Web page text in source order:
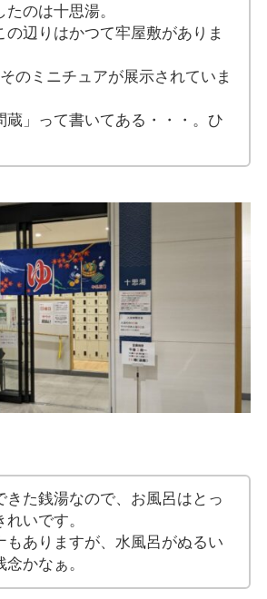
たのは十思湯。
の辺りはかつて牢屋敷がありま
のミニチュアが展示されていま
蔵」って書いてある・・・。ひ
きた銭湯なので、お風呂はとっ
れいです。
もありますが、水風呂がぬるい
念かなぁ。